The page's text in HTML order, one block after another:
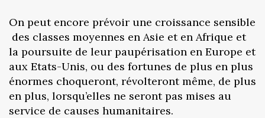
On peut encore prévoir une croissance sensible
des classes moyennes en Asie et en Afrique et
la poursuite de leur paupérisation en Europe et
aux Etats-Unis, ou des fortunes de plus en plus
énormes choqueront, révolteront même, de plus
en plus, lorsqu’elles ne seront pas mises au
service de causes humanitaires.